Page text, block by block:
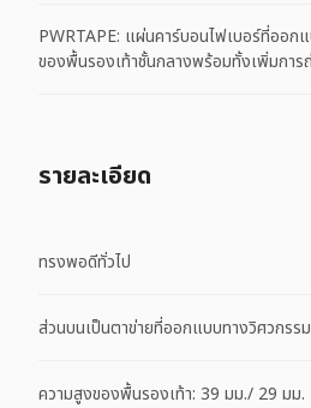
PWRTAPE: แผ่นคาร์บอนไฟเบอร์ที่ออก
ของพื้นรองเท้าชั้นกลางพร้อมทั้งเพิ่มการ
รายละเอียด
ทรงพอดีทั่วไป
ส่วนบนเป็นตาข่ายที่ออกแบบทางวิศวกรรม
ความสูงของพื้นรองเท้า: 39 มม./ 29 มม.